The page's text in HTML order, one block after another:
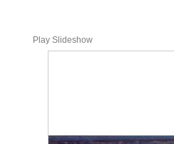
Play Slideshow